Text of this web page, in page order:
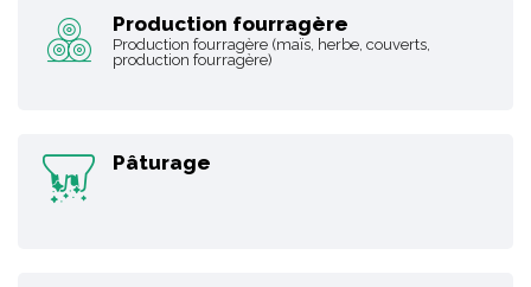
Production fourragère
Production fourragère (maïs, herbe, couverts,
production fourragère)
Pâturage